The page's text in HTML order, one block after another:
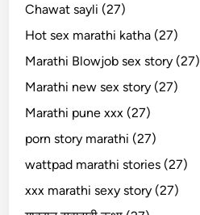
Chawat sayli (27)
Hot sex marathi katha (27)
Marathi Blowjob sex story (27)
Marathi new sex story (27)
Marathi pune xxx (27)
porn story marathi (27)
wattpad marathi stories (27)
xxx marathi sexy story (27)